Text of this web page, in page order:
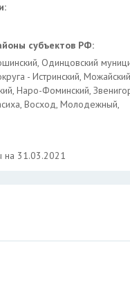
субъектов РФ:
Одинцовский
- Истринский,
Наро-Фоминский,
Восход, Молодежный,
на 31.03.2021